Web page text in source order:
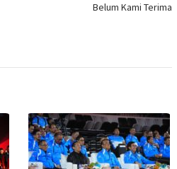
Belum Kami Terima